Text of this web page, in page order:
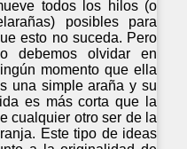
todos los hilos (o
posibles para
esto no suceda. Pero
debemos olvidar en
momento que ella
una simple araña y su
es más corta que la
cualquier otro ser de la
Este tipo de ideas